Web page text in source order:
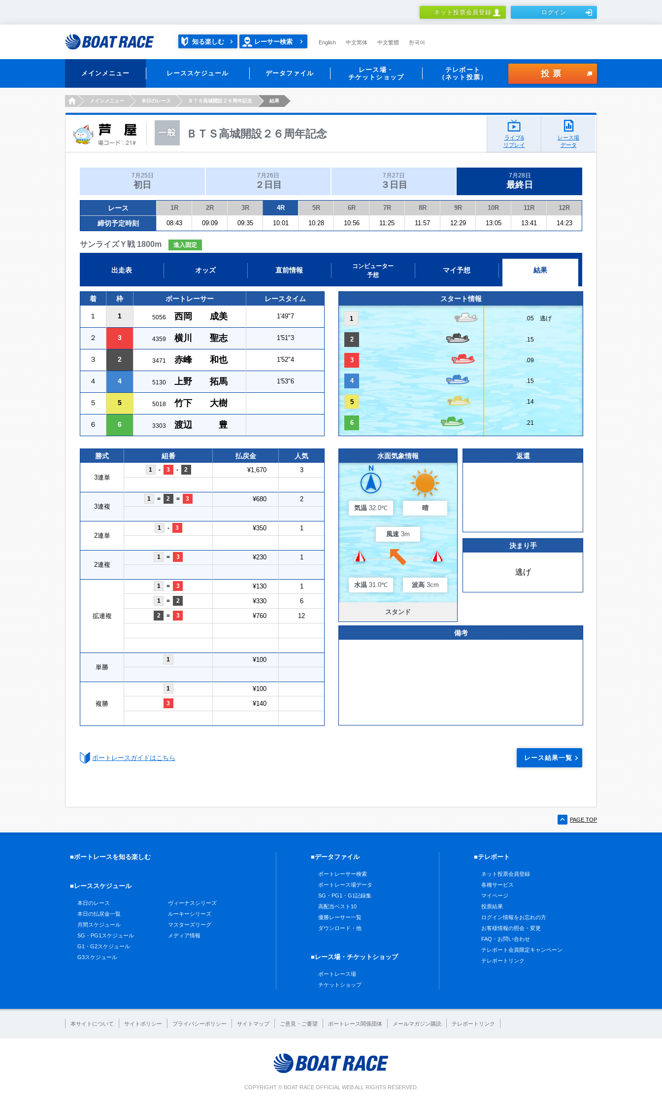
ネット投票会員登録 ログイン
知る楽しむ レーサー検索 English 中文简体 中文繁體 한국어
メインメニュー レーススケジュール データファイル
レース場・
チケットショップ
テレボート
（ネット投票）
投票
HOMEメインメニュー 本日のレース ＢＴＳ高城開設２６周年記念 結果
ＢＴＳ高城開設２６周年記念
ライブ&
リプレイ
レース場
データ
7月25日
初日
7月26日
２日目
7月27日
３日目
7月28日
最終日
レース 1R 2R 3R 4R 5R 6R 7R 8R 9R 10R 11R 12R
締切予定時刻 08:43 09:09 09:35 10:01 10:28 10:56 11:25 11:57 12:29 13:05 13:41 14:23
サンライズＹ戦 1800m 進入固定
出走表 オッズ 直前情報
コンピューター
予想
マイ予想 結果
着 枠 ボートレーサー レースタイム
１ 1 5056 西岡 成美 1'49"7
２ 3 4359 横川 聖志 1'51"3
３ 2 3471 赤峰 和也 1'52"4
４ 4 5130 上野 拓馬 1'53"6
５ 5 5018 竹下 大樹
６ 6 3303 渡辺 豊
スタート情報
1 .05 逃げ
2 .15
3 .09
4 .15
5 .14
6 .21
勝式 組番 払戻金 人気
3連単
1 - 3 - 2 ¥1,670 3
3連複
1 = 2 = 3 ¥680 2
2連単
1 - 3 ¥350 1
2連複
1 = 3 ¥230 1
拡連複
1 = 3 ¥130 1
1 = 2 ¥330 6
2 = 3 ¥760 12
単勝
1 ¥100
複勝
1 ¥100
3 ¥140
水面気象情報
気温 32.0℃ 晴
風速 3m
水温 31.0℃ 波高 3cm
スタンド
返還
決まり手
逃げ
備考
ボートレースガイドはこちら レース結果一覧
PAGE TOP
■ボートレースを知る楽しむ
■レーススケジュール
本日のレース
本日の払戻金一覧
月間スケジュール
SG・PG1スケジュール
G1・G2スケジュール
G3スケジュール
ヴィーナスシリーズ
ルーキーシリーズ
マスターズリーグ
メディア情報
■データファイル
ボートレーサー検索
ボートレース場データ
SG・PG1・G1記録集
高配当ベスト10
優勝レーサー一覧
ダウンロード・他
■レース場・チケットショップ
ボートレース場
チケットショップ
■テレボート
ネット投票会員登録
各種サービス
マイページ
投票結果
ログイン情報をお忘れの方
お客様情報の照会・変更
FAQ・お問い合わせ
テレボート会員限定キャンペーン
テレボートリンク
本サイトについて サイトポリシー プライバシーポリシー サイトマップ ご意見・ご要望 ボートレース関係団体 メールマガジン購読 テレボートリンク
COPYRIGHT © BOAT RACE OFFICIAL WEB ALL RIGHTS RESERVED.